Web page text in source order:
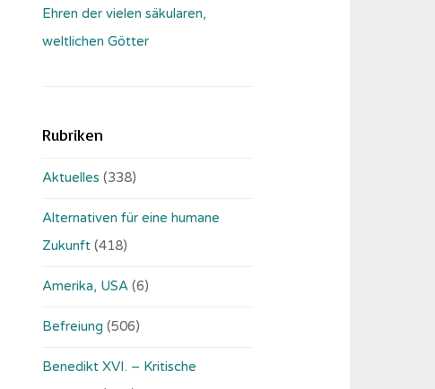
Ehren der vielen säkularen,
weltlichen Götter
Rubriken
Aktuelles (338)
Alternativen für eine humane
Zukunft (418)
Amerika, USA (6)
Befreiung (506)
Benedikt XVI. – Kritische